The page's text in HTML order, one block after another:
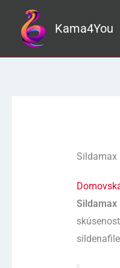
Preskočiť
obsah
Kama4You
Sildamax
Sildamax